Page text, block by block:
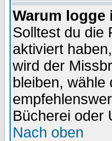
Warum
Solltest du die
aktiviert
wird der
bleiben, wähle
Bücherei oder
Nach oben